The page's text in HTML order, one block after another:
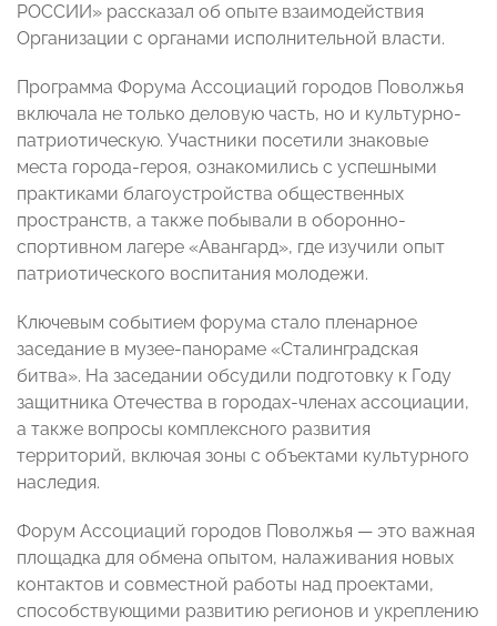
РОССИИ» рассказал об опыте взаимодействия
Организации с органами исполнительной власти.
Программа Форума Ассоциаций городов Поволжья
включала не только деловую часть, но и культурно-
патриотическую. Участники посетили знаковые
места города-героя, ознакомились с успешными
практиками благоустройства общественных
пространств, а также побывали в оборонно-
спортивном лагере «Авангард», где изучили опыт
патриотического воспитания молодежи.
Ключевым событием форума стало пленарное
заседание в музее-панораме «Сталинградская
битва». На заседании обсудили подготовку к Году
защитника Отечества в городах-членах ассоциации,
а также вопросы комплексного развития
территорий, включая зоны с объектами культурного
наследия.
Форум Ассоциаций городов Поволжья — это важная
площадка для обмена опытом, налаживания новых
контактов и совместной работы над проектами,
способствующими развитию регионов и укреплению